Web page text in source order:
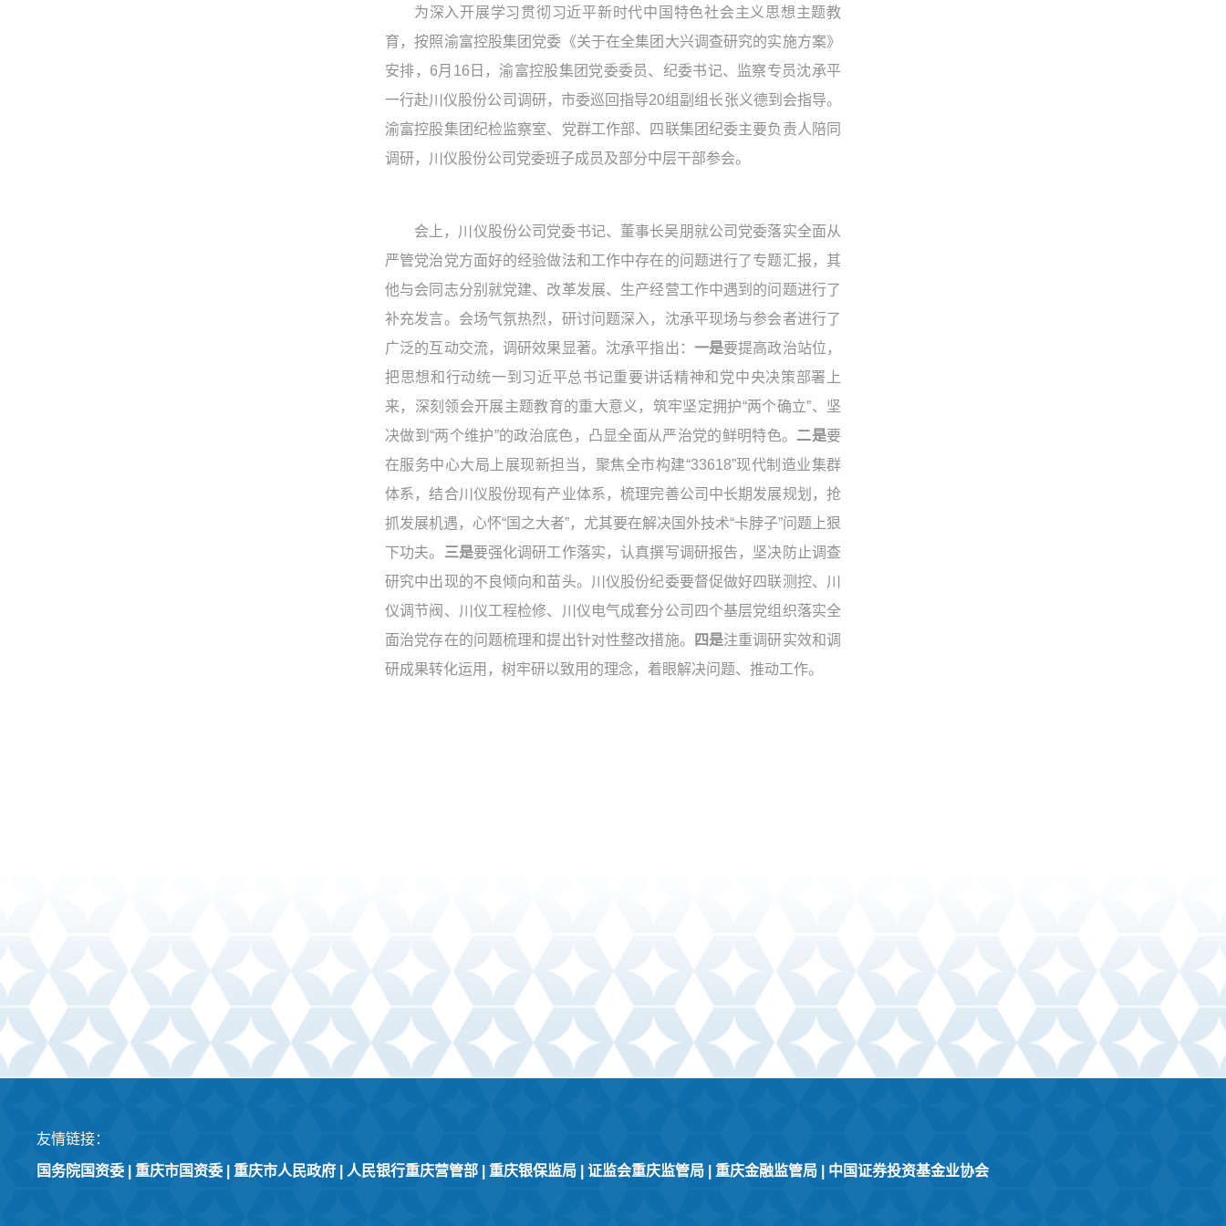
为深入开展学习贯彻习近平新时代中国特色社会主义思想主题教
育，按照渝富控股集团党委《关于在全集团大兴调查研究的实施方案》
安排，6月16日，渝富控股集团党委委员、纪委书记、监察专员沈承平
一行赴川仪股份公司调研，市委巡回指导20组副组长张义德到会指导。
渝富控股集团纪检监察室、党群工作部、四联集团纪委主要负责人陪同
调研，川仪股份公司党委班子成员及部分中层干部参会。
会上，川仪股份公司党委书记、董事长吴朋就公司党委落实全面从
严管党治党方面好的经验做法和工作中存在的问题进行了专题汇报，其
他与会同志分别就党建、改革发展、生产经营工作中遇到的问题进行了
补充发言。会场气氛热烈，研讨问题深入，沈承平现场与参会者进行了
广泛的互动交流，调研效果显著。沈承平指出： 一是要提高政治站位，
把思想和行动统一到习近平总书记重要讲话精神和党中央决策部署上
来，深刻领会开展主题教育的重大意义，筑牢坚定拥护“两个确立”、坚
决做到“两个维护”的政治底色，凸显全面从严治党的鲜明特色。 二是要
在服务中心大局上展现新担当，聚焦全市构建“33618”现代制造业集群
体系，结合川仪股份现有产业体系，梳理完善公司中长期发展规划，抢
抓发展机遇，心怀“国之大者”，尤其要在解决国外技术“卡脖子”问题上狠
下功夫。 三是要强化调研工作落实，认真撰写调研报告，坚决防止调查
研究中出现的不良倾向和苗头。川仪股份纪委要督促做好四联测控、川
仪调节阀、川仪工程检修、川仪电气成套分公司四个基层党组织落实全
面治党存在的问题梳理和提出针对性整改措施。
四是注重调研实效和调
研成果转化运用，树牢研以致用的理念，着眼解决问题、推动工作。
友情链接：
国务院国资委 重庆市国资委 重庆市人民政府 人民银行重庆营管部 重庆银保监局 证监会重庆监管局 重庆金融监管局 中国证券投资基金业协会